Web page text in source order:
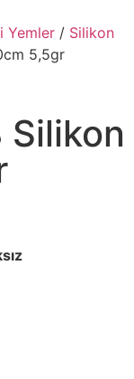
Yemler / Silikon
5,5gr
Silikon